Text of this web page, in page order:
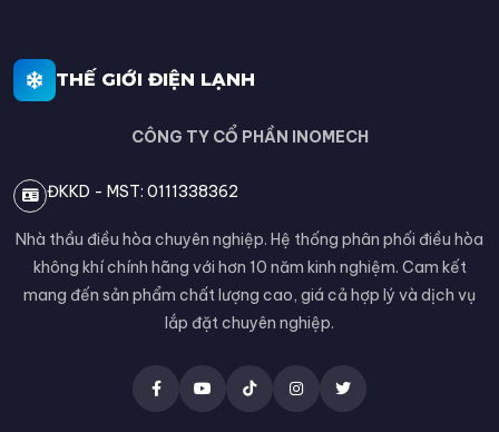
THẾ GIỚI ĐIỆN LẠNH
CÔNG TY CỔ PHẦN INOMECH
ĐKKD - MST: 0111338362
Nhà thầu điều hòa chuyên nghiệp. Hệ thống phân phối điều hòa
không khí chính hãng với hơn 10 năm kinh nghiệm. Cam kết
mang đến sản phẩm chất lượng cao, giá cả hợp lý và dịch vụ
lắp đặt chuyên nghiệp.